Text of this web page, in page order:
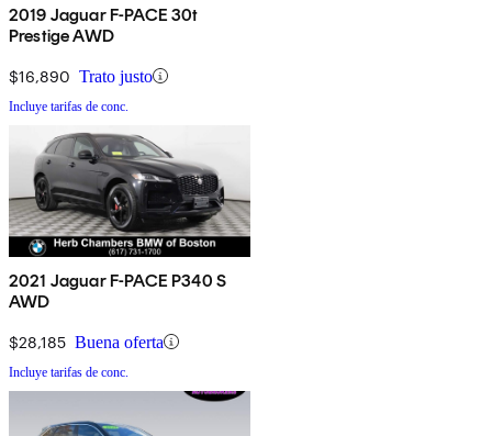
2019 Jaguar F-PACE 30t
Prestige AWD
$16,890 Trato justo
Incluye tarifas de conc.
2021 Jaguar F-PACE P340 S
AWD
$28,185 Buena oferta
Incluye tarifas de conc.